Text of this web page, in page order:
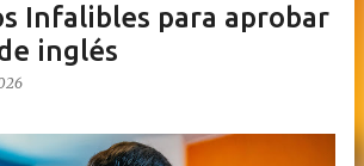
Infalibles para aprobar
inglés